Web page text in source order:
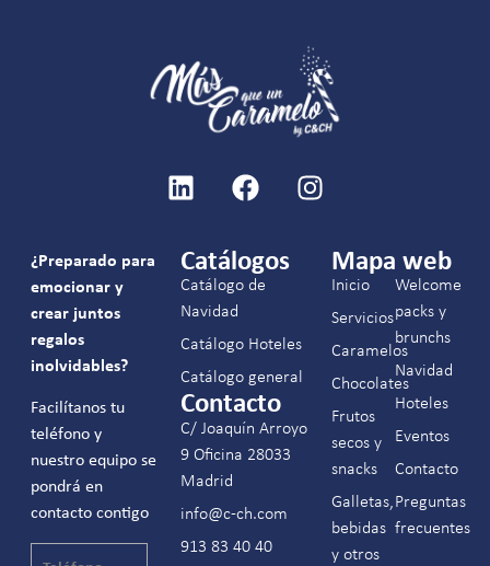
¿Preparado para
emocionar y
crear juntos
regalos
inolvidables?
Facilítanos tu
teléfono y
nuestro equipo se
pondrá en
contacto contigo
Catálogos
Catálogo de
Navidad
Catálogo Hoteles
Catálogo general
Contacto
C/ Joaquín Arroyo
9 Oficina 28033
Madrid
info@c-ch.com
913 83 40 40
Mapa web
Inicio
Servicios
Caramelos
Chocolates
Frutos
secos y
snacks
Galletas,
bebidas
y otros
Welcome
packs y
brunchs
Navidad
Hoteles
Eventos
Contacto
Preguntas
frecuentes